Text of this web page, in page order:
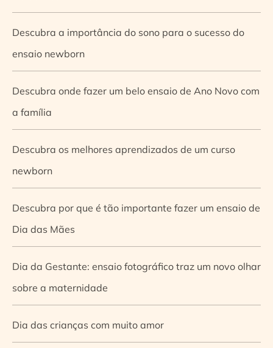
Descubra a importância do sono para o sucesso do
ensaio newborn
Descubra onde fazer um belo ensaio de Ano Novo com
a família
Descubra os melhores aprendizados de um curso
newborn
Descubra por que é tão importante fazer um ensaio de
Dia das Mães
Dia da Gestante: ensaio fotográfico traz um novo olhar
sobre a maternidade
Dia das crianças com muito amor